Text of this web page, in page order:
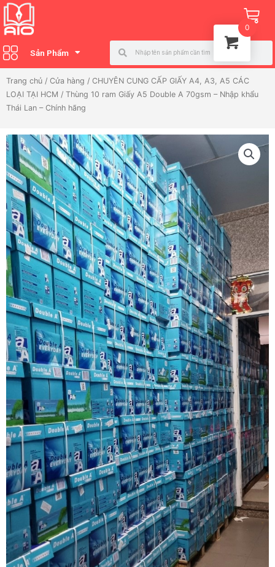
Nhảy
tới
nội
dung
Sản Phẩm
Search
Trang chủ / Cửa hàng / CHUYÊN CUNG CẤP GIẤY A4, A3, A5 CÁC
LOẠI TẠI HCM / Thùng 10 ram Giấy A5 Double A 70gsm – Nhập khẩu
Thái Lan – Chính hãng
0